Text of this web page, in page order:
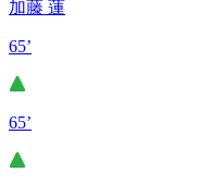
加藤 蓮
65’
65’